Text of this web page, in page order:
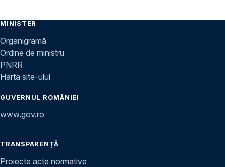
MINISTER
Organigramă
Ordine de ministru
PNRR
Harta site-ului
GUVERNUL ROMÂNIEI
www.gov.ro
TRANSPARENȚĂ
Proiecte acte normative